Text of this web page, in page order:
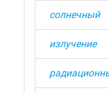
солнечный
излучение